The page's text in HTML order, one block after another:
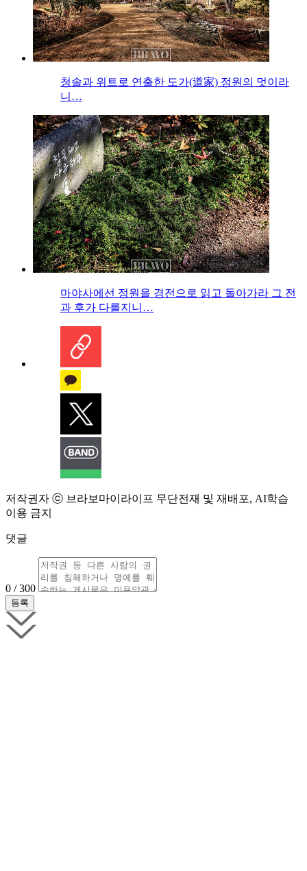
청솔과 위트로 연출한 도가(道家) 정원의 멋이라
니…
마야사에선 정원을 경전으로 읽고 돌아가라 그 전
과 후가 다를지니…
저작권자 ⓒ 브라보마이라이프 무단전재 및 재배포, AI학습
이용 금지
댓글
0 / 300